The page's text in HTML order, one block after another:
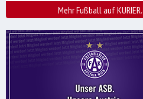
Mehr Fußball auf